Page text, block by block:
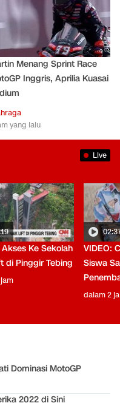
Menang Sprint Race
Inggris, Aprilia Kuasai
yang lalu
Live
Akses Ke Sekolah
di Pinggir Tebing
VIDEO:
Siswa
dalam 2
Dominasi MotoGP
2022 di Sini